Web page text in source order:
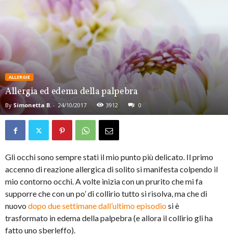
ALLERGIE
Allergia ed edema della palpebra
By Simonetta B. - 24/10/2017 3912 0
Gli occhi sono sempre stati il mio punto più delicato. Il primo
accenno di reazione allergica di solito si manifesta colpendo il
mio contorno occhi. A volte inizia con un prurito che mi fa
supporre che con un po’ di collirio tutto si risolva, ma che di
nuovo dopo due settimane dall’ultimo episodiosi è
trasformato in edema della palpebra (e allora il collirio gli ha
fatto uno sberleffo).